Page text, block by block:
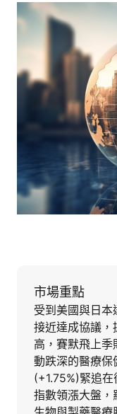
市場重點
受到美國與日
接近達成協議，
高，賽默飛上
動跌深的醫療
(+1.75%)緊追
指數領漲大盤